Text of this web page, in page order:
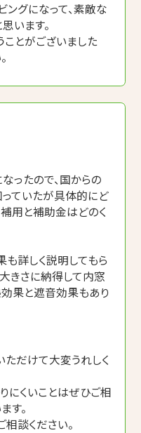
グになって、素敵な
います。
ことがございました
ったので、国からの
ていたが具体的にど
用と補助金はどのく
詳しく説明してもら
きさに納得して内窓
果と遮音効果もあり
ただけて大変うれしく
にくいことはぜひご相
す。
談ください。